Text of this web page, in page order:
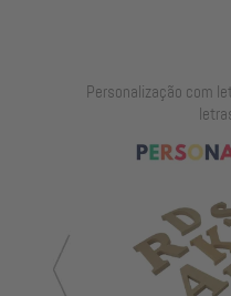
Personalização com